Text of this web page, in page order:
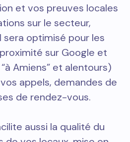
et vos preuves locales
sur le secteur,
sera optimisé pour les
sur Google et
Amiens” et alentours)
appels, demandes de
de rendez-vous.
aussi la qualité du